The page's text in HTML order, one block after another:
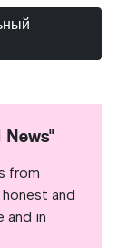
from
and
and in